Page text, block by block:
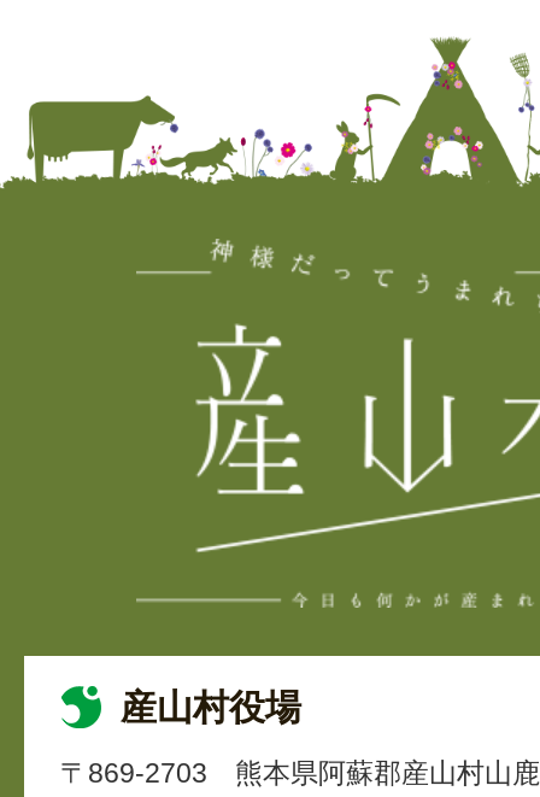
産山村役場
〒869-2703
熊本県阿蘇郡産山村山